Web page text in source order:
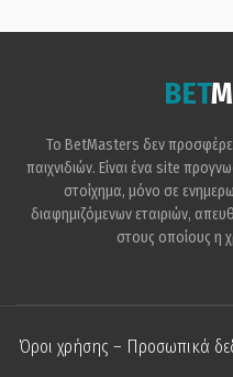
BET
Το BetMasters δεν
παιχνιδιών. Είναι ένα site
στοίχημα, μόνο σε
διαφημιζόμενων εταιριών,
στους οποίους η
Όροι χρήσης – Προσωπικά